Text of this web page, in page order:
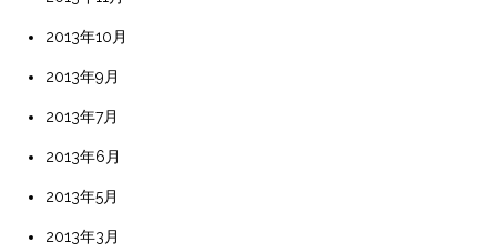
2013年10月
2013年9月
2013年7月
2013年6月
2013年5月
2013年3月